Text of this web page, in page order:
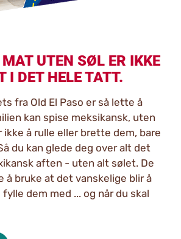
UTEN SØL ER IKKE
I DET HELE TATT.
fra Old El Paso er så lette å
kan spise meksikansk, uten
ikke å rulle eller brette dem, bare
du kan glede deg over alt det
aften - uten alt sølet. De
å bruke at det vanskelige blir å
dem med ... og når du skal